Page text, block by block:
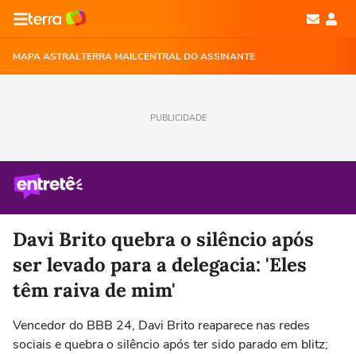
MAPA ASTRALTERRA MAILCENTRAL DO ASSINANTE
PUBLICIDADE
Davi Brito quebra o silêncio após
ser levado para a delegacia: 'Eles
têm raiva de mim'
Vencedor do BBB 24, Davi Brito reaparece nas redes
sociais e quebra o silêncio após ter sido parado em blitz;